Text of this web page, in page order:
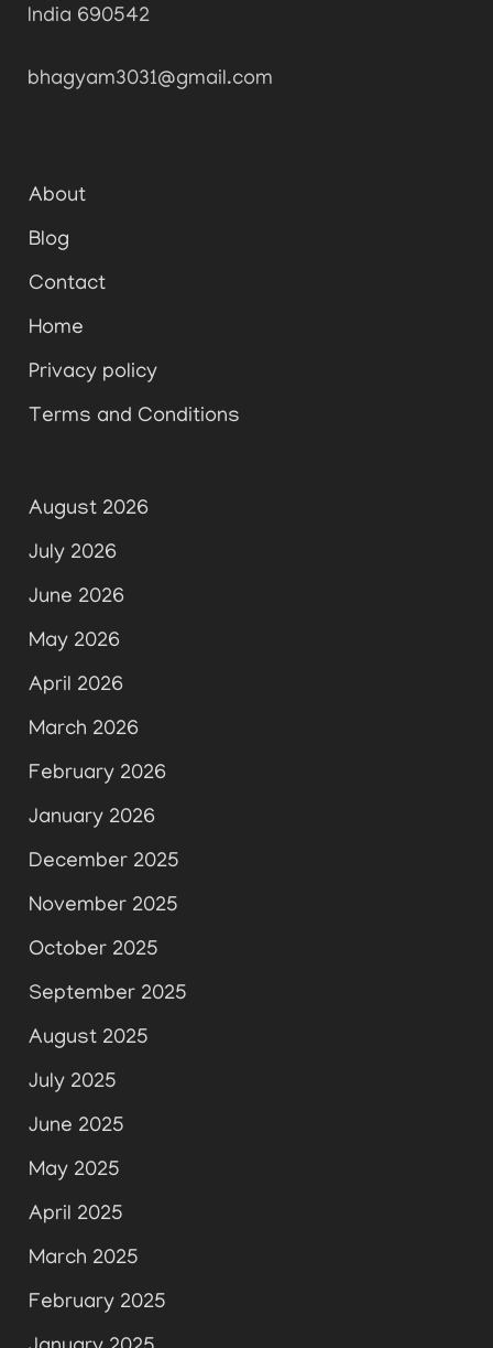
India 690542
bhagyam3031@gmail.com
About
Blog
Contact
Home
Privacy policy
Terms and Conditions
August 2026
July 2026
June 2026
May 2026
April 2026
March 2026
February 2026
January 2026
December 2025
November 2025
October 2025
September 2025
August 2025
July 2025
June 2025
May 2025
April 2025
March 2025
February 2025